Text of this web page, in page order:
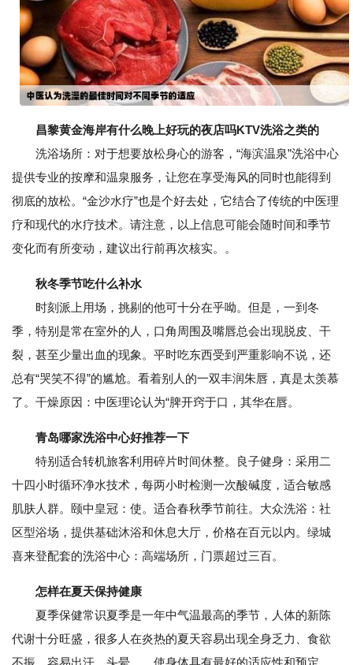
昌黎黄金海岸有什么晚上好玩的夜店吗KTV洗浴之类的
洗浴场所：对于想要放松身心的游客，“海滨温泉”洗浴中心
提供专业的按摩和温泉服务，让您在享受海风的同时也能得到
彻底的放松。“金沙水疗”也是个好去处，它结合了传统的中医理
疗和现代的水疗技术。请注意，以上信息可能会随时间和季节
变化而有所变动，建议出行前再次核实。。
秋冬季节吃什么补水
时刻派上用场，挑剔的他可十分在乎呦。但是，一到冬
季，特别是常在室外的人，口角周围及嘴唇总会出现脱皮、干
裂，甚至少量出血的现象。平时吃东西受到严重影响不说，还
总有“哭笑不得”的尴尬。看着别人的一双丰润朱唇，真是太羡慕
了。干燥原因：中医理论认为“脾开窍于口，其华在唇。
青岛哪家洗浴中心好推荐一下
特别适合转机旅客利用碎片时间休整。良子健身：采用二
十四小时循环净水技术，每两小时检测一次酸碱度，适合敏感
肌肤人群。颐中皇冠：使。适合春秋季节前往。大众洗浴：社
区型浴场，提供基础沐浴和休息大厅，价格在百元以内。绿城
喜来登配套的洗浴中心：高端场所，门票超过三百。
怎样在夏天保持健康
夏季保健常识夏季是一年中气温最高的季节，人体的新陈
代谢十分旺盛，很多人在炎热的夏天容易出现全身乏力、食欲
不振、容易出汗、头晕、。使身体具有最好的适应性和预定